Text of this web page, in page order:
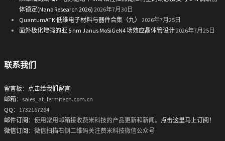
体锁定(Nano Research 2026) 2026年7月30日
QuantumATK 低维电子材料与器件合集（九）
2026年7月25日
面外极化增强的亚 5 nm Janus MoSiGeN4 场效应晶体管设计2026年7月25日
联系我们
留言板 ： 点击给我们留言
邮箱：sales_at_fermitech.com.cn
QQ ：1732167264
邮件订阅 ：使用常用邮箱接收费米科技的产品更新和新闻。 点击这里马上订阅！
微信订阅 ：微信扫描右侧二维码关注费米科技微信公众号